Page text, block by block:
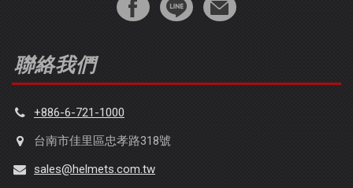
聯絡我們
+886-6-721-1000
台南市佳里區忠孝路318號
sales@helmets.com.tw